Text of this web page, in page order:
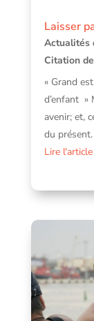
Laisser
Actualités
Citation
« Grand
d’enfant »
avenir; et,
du
Lire l'article